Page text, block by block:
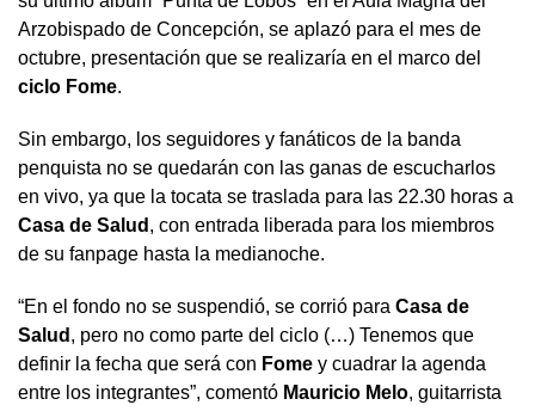
Arzobispado de Concepción, se aplazó para el mes de
octubre, presentación que se realizaría en el marco del
ciclo Fome.
Sin embargo, los seguidores y fanáticos de la banda
penquista no se quedarán con las ganas de escucharlos
en vivo, ya que la tocata se traslada para las 22.30 horas a
Casa de Salud , con entrada liberada para los miembros
de su fanpage hasta la medianoche.
“En el fondo no se suspendió, se corrió para Casa de
Salud , pero no como parte del ciclo (…) Tenemos que
definir la fecha que será con Fome y cuadrar la agenda
entre los integrantes”, comentó Mauricio Melo, guitarrista